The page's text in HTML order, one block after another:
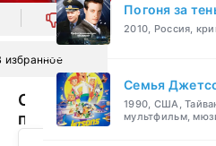
0
избранное
С
приветом,
Погоня за
2010, Россия,
Семья
1990, США,
мультфильм,